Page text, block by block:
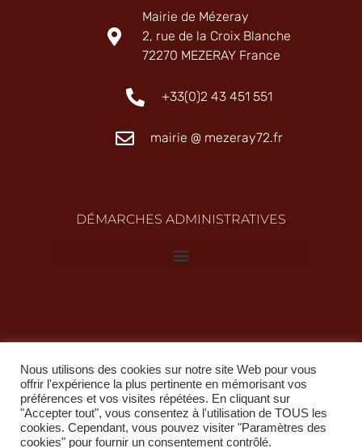
Mairie de Mézeray
2, rue de la Croix Blanche
72270 MEZERAY France
+33(0)2 43 451 551
mairie @ mezeray72.fr
DÉMARCHES ADMINISTRATIVES
Copyright @ 2022 propriété de la Ville de Mézeray
Nous utilisons des cookies sur notre site Web pour vous
offrir l'expérience la plus pertinente en mémorisant vos
préférences et vos visites répétées. En cliquant sur
"Accepter tout", vous consentez à l'utilisation de TOUS les
cookies. Cependant, vous pouvez visiter "Paramètres des
cookies" pour fournir un consentement contrôlé.